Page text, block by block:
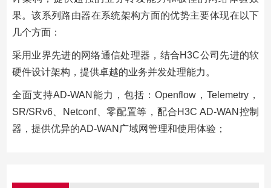
果。该系列路由器在系统架构方面的优势主要体现在以下
几个方面：
采用业界先进的网络通信处理器，结合H3C公司先进的软
硬件设计架构，提供卓越的业务并发处理能力。
全面支持AD-WAN能力，包括：Openflow，Telemetry，
SR/SRv6、Netconf、零配置等，配合H3C AD-WAN控制
器，提供优异的AD-WAN广域网管理和使用体验；